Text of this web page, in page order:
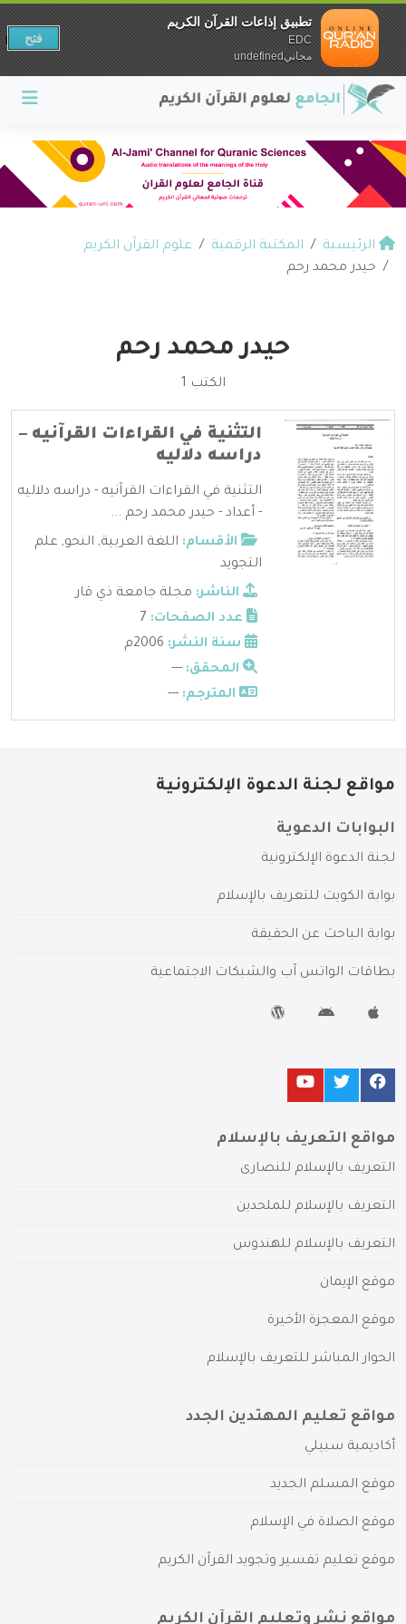
الرئيسية المكتبة الرقمية
علوم القرآن الكريم
حيدر محمد رحم
حيدر محمد رحم
الكتب 1
التثنية في القراءات القرآنيه –
دراسه دلاليه
التثنية في القراءات القرآنيه - دراسه دلاليه
- أعداد - حيدر محمد رحم ...
الأقسام: اللغة العربية, النحو, علم
التجويد
الناشر: مجلة جامعة ذي قار
عدد الصفحات:
سنة النشر:
المحقق: ---
المترجم: ---
مواقع لجنة الدعوة الإلكترونية
البوابات الدعوية
لجنة الدعوة الإلكترونية
بوابة الكويت للتعريف بالإسلام
بوابة الباحث عن الحقيقة
بطاقات الواتس آب والشبكات الاجتماعية
مواقع التعريف بالإسلام
التعريف بالإسلام للنصارى
التعريف بالإسلام للملحدين
التعريف بالإسلام للهندوس
موقع الإيمان
موقع المعجزة الأخيرة
الحوار المباشر للتعريف بالإسلام
مواقع تعليم المهتدين الجدد
أكاديمية سبيلي
موقع المسلم الجديد
موقع الصلاة في الإسلام
موقع تعليم تفسير وتجويد القرآن الكريم
مواقع نشر وتعليم القرآن الكريم
تطبيق إذاعات القرآن الكريم
EDC
مجانيundefined
فتح